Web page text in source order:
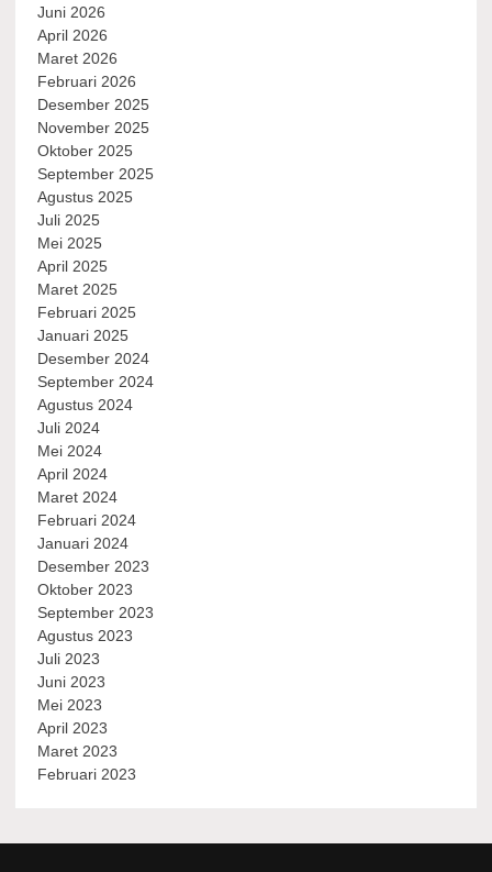
Juni 2026
April 2026
Maret 2026
Februari 2026
Desember 2025
November 2025
Oktober 2025
September 2025
Agustus 2025
Juli 2025
Mei 2025
April 2025
Maret 2025
Februari 2025
Januari 2025
Desember 2024
September 2024
Agustus 2024
Juli 2024
Mei 2024
April 2024
Maret 2024
Februari 2024
Januari 2024
Desember 2023
Oktober 2023
September 2023
Agustus 2023
Juli 2023
Juni 2023
Mei 2023
April 2023
Maret 2023
Februari 2023